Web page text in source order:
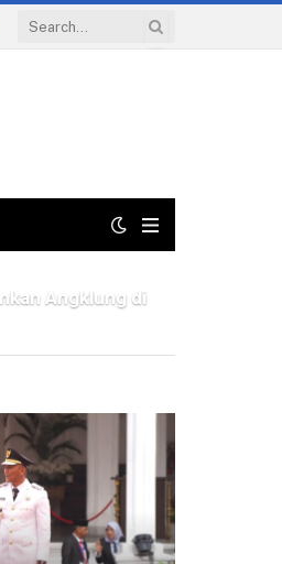
Angklung di